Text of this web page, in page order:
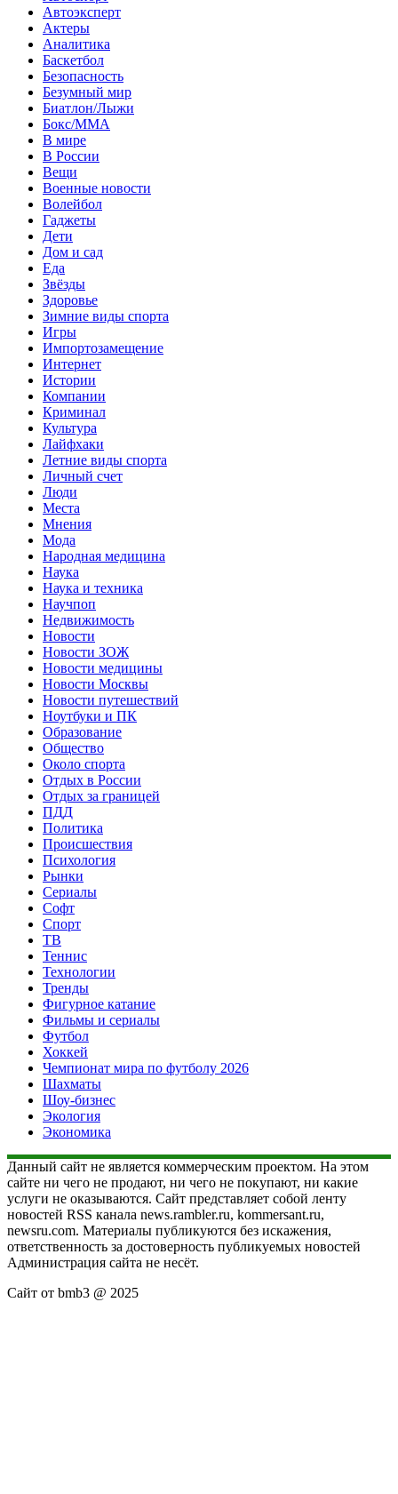
Автоэксперт
Актеры
Аналитика
Баскетбол
Безопасность
Безумный мир
Биатлон/Лыжи
Бокс/MMA
В мире
В России
Вещи
Военные новости
Волейбол
Гаджеты
Дети
Дом и сад
Еда
Звёзды
Здоровье
Зимние виды спорта
Игры
Импортозамещение
Интернет
Истории
Компании
Криминал
Культура
Лайфхаки
Летние виды спорта
Личный счет
Люди
Места
Мнения
Мода
Народная медицина
Наука
Наука и техника
Научпоп
Недвижимость
Новости
Новости ЗОЖ
Новости медицины
Новости Москвы
Новости путешествий
Ноутбуки и ПК
Образование
Общество
Около спорта
Отдых в России
Отдых за границей
ПДД
Политика
Происшествия
Психология
Рынки
Сериалы
Софт
Спорт
ТВ
Теннис
Технологии
Тренды
Фигурное катание
Фильмы и сериалы
Футбол
Хоккей
Чемпионат мира по футболу 2026
Шахматы
Шоу-бизнес
Экология
Экономика
Данный сайт не является коммерческим проектом. На этом
сайте ни чего не продают, ни чего не покупают, ни какие
услуги не оказываются. Сайт представляет собой ленту
новостей RSS канала news.rambler.ru, kommersant.ru,
newsru.com. Материалы публикуются без искажения,
ответственность за достоверность публикуемых новостей
Администрация сайта не несёт.
Сайт от bmb3 @ 2025